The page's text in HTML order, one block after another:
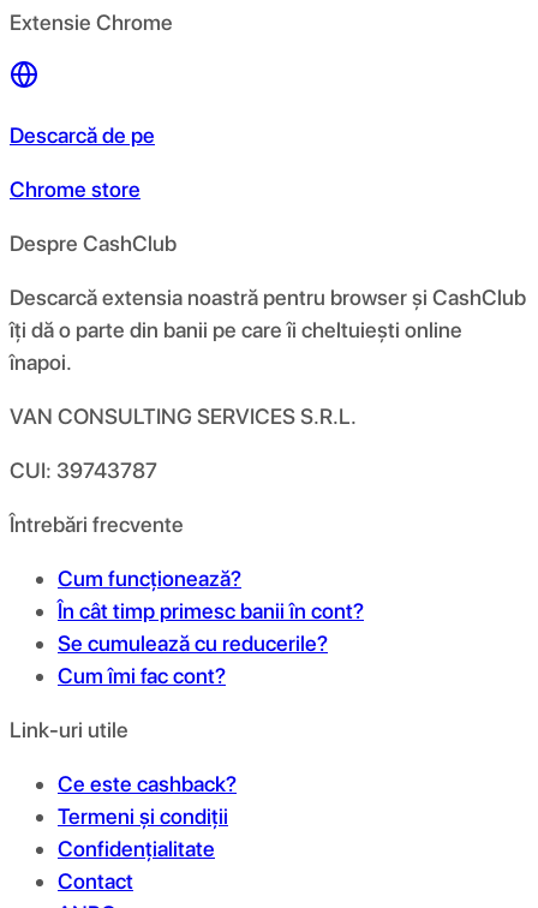
Extensie Chrome
Descarcă de pe
Chrome store
Despre CashClub
Descarcă extensia noastră pentru browser și CashClub
îți dă o parte din banii pe care îi cheltuiești online
înapoi.
VAN CONSULTING SERVICES S.R.L.
CUI: 39743787
Întrebări frecvente
Cum funcționează?
În cât timp primesc banii în cont?
Se cumulează cu reducerile?
Cum îmi fac cont?
Link-uri utile
Ce este cashback?
Termeni și condiții
Confidențialitate
Contact